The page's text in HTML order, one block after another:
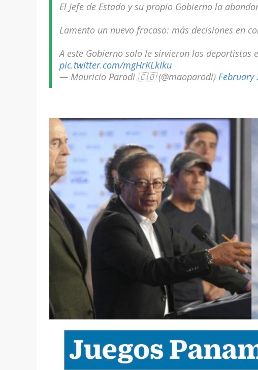
El Jefe de Estado y su propio Gobierno la
Lamento un nuevo fracaso: más decisiones en
A este Gobierno solo le sirvieron los deportistas
pic.twitter.com/mgHrKLkIku
— Mauricio Parodi 🇨🇴 (@maoparodi) February